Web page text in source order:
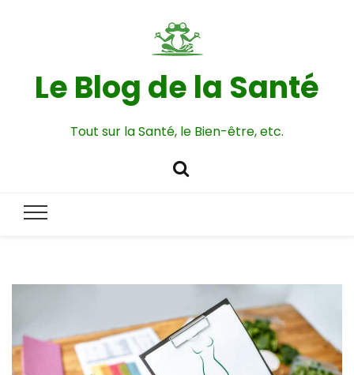
Le Blog de la Santé
Tout sur la Santé, le Bien-être, etc.